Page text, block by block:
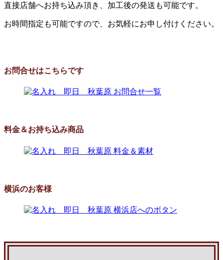
直接店舗へお持ち込み頂き、加工後の発送も可能です。
お時間指定も可能ですので、お気軽にお申し付けください。
お問合せはこちらです
料金＆お持ち込み商品
横浜のお客様